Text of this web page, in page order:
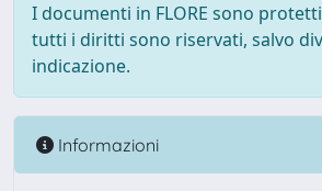
I documenti in FLORE sono
tutti i diritti sono riservati, salvo
indicazione.
Informazioni